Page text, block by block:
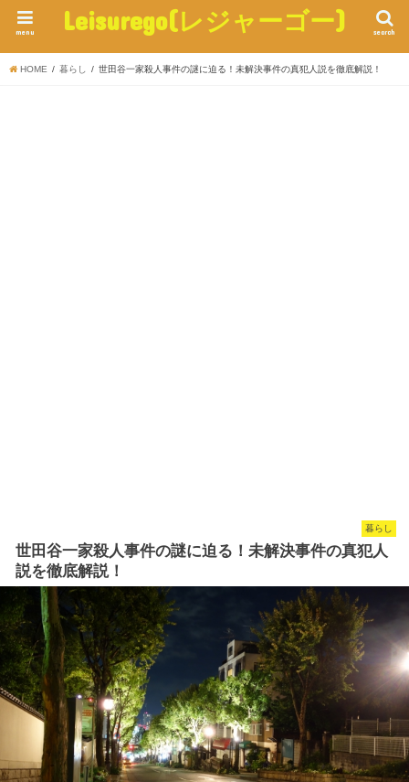
Leisurego(レジャーゴー) search
menu
HOME 暮らし 世田谷一家殺人事件の謎に迫る！未解決事件の真犯人説を徹底解説！
暮らし
世田谷一家殺人事件の謎に迫る！未解決事件の真犯人
説を徹底解説！